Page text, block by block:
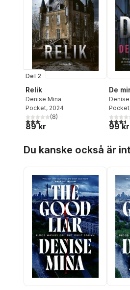
Del 2
Relik
Denise Mina
Pocket, 2024
3,1utav 5 stjärnor. Totalt antal röster:
(8)
89 kr
De
Pocket
3,5
99 kr
Du kanske också är